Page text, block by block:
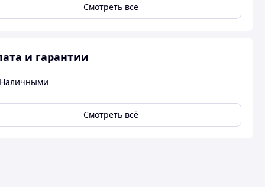
Смотреть всё
и гарантии
Наличными
Смотреть всё